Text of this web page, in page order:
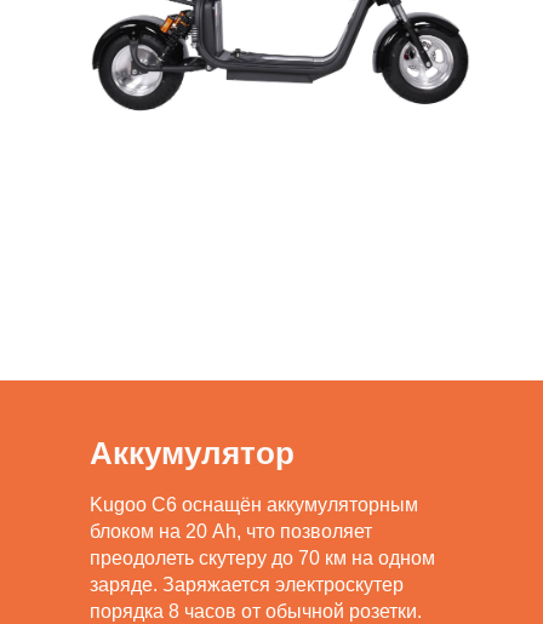
Аккумулятор
Kugoo C6 оснащён аккумуляторным
блоком на 20 Ah, что позволяет
преодолеть скутеру до 70 км на одном
заряде. Заряжается электроскутер
порядка 8 часов от обычной розетки.